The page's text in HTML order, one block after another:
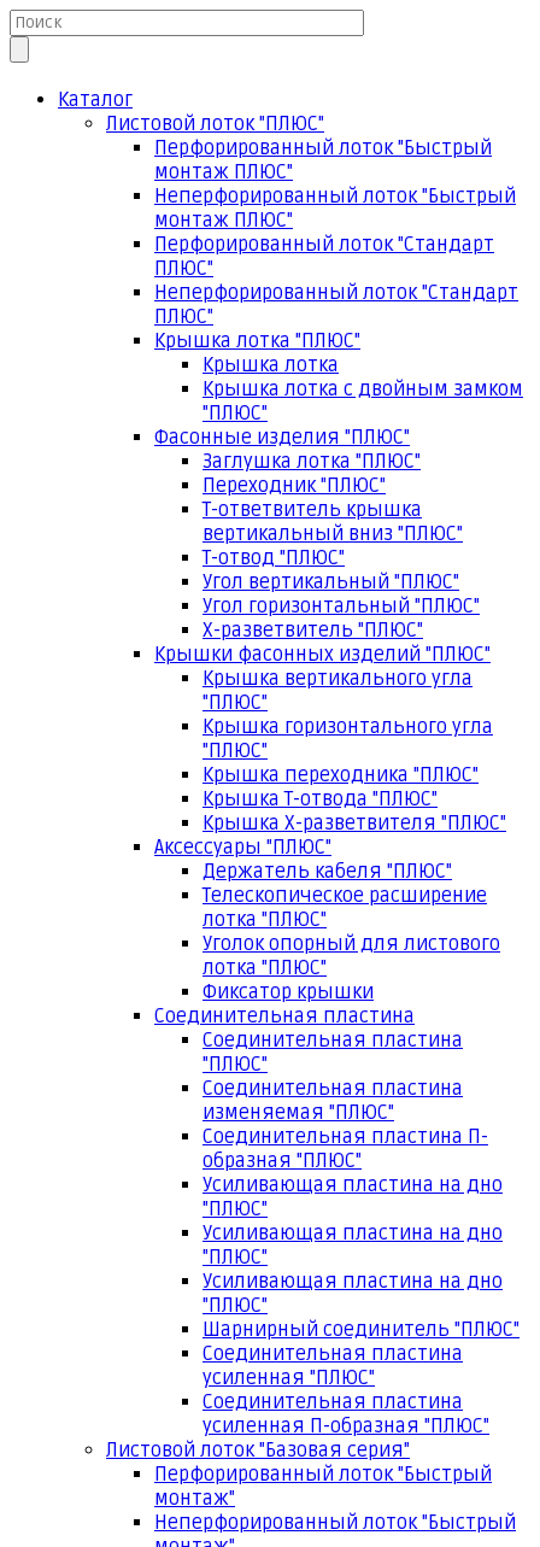
Каталог
Листовой лоток "ПЛЮС"
Перфорированный лоток "Быстрый
монтаж ПЛЮС"
Неперфорированный лоток "Быстрый
монтаж ПЛЮС"
Перфорированный лоток "Стандарт
ПЛЮС"
Неперфорированный лоток "Стандарт
ПЛЮС"
Крышка лотка "ПЛЮС"
Крышка лотка
Крышка лотка с двойным замком
"ПЛЮС"
Фасонные изделия "ПЛЮС"
Заглушка лотка "ПЛЮС"
Переходник "ПЛЮС"
Т-ответвитель крышка
вертикальный вниз "ПЛЮС"
Т-отвод "ПЛЮС"
Угол вертикальный "ПЛЮС"
Угол горизонтальный "ПЛЮС"
Х-разветвитель "ПЛЮС"
Крышки фасонных изделий "ПЛЮС"
Крышка вертикального угла
"ПЛЮС"
Крышка горизонтального угла
"ПЛЮС"
Крышка переходника "ПЛЮС"
Крышка Т-отвода "ПЛЮС"
Крышка Х-разветвителя "ПЛЮС"
Аксессуары "ПЛЮС"
Держатель кабеля "ПЛЮС"
Телескопическое расширение
лотка "ПЛЮС"
Уголок опорный для листового
лотка "ПЛЮС"
Фиксатор крышки
Соединительная пластина
Соединительная пластина
"ПЛЮС"
Соединительная пластина
изменяемая "ПЛЮС"
Соединительная пластина П-
образная "ПЛЮС"
Усиливающая пластина на дно
"ПЛЮС"
Усиливающая пластина на дно
"ПЛЮС"
Усиливающая пластина на дно
"ПЛЮС"
Шарнирный соединитель "ПЛЮС"
Соединительная пластина
усиленная "ПЛЮС"
Соединительная пластина
усиленная П-образная "ПЛЮС"
Листовой лоток "Базовая серия"
Перфорированный лоток "Быстрый
монтаж"
Неперфорированный лоток "Быстрый